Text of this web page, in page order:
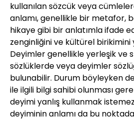
kullanılan sözcük veya
anlamı, genellikle bir metafor,
hikaye gibi bir anlatımla ifade
zenginliğini ve kültürel birikimini
Deyimler genellikle yerleşik ve
sözlüklerde veya deyimler
bulunabilir. Durum böyleyken
ile ilgili bilgi sahibi olunması
deyimi yanlış kullanmak
deyiminin anlamı da bu noktada